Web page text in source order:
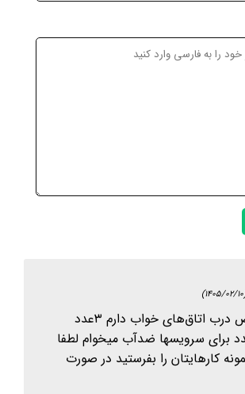
سلام من تعویض درب اتاق‌های خواب دارم ۳عدد
۲ عدد برای سرویسها ضدآب میخوام لطفا
کارهایتان را بفرستید در صورت